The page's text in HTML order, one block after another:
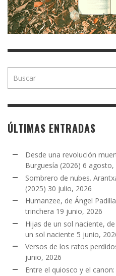
ÚLTIMAS ENTRADAS
Desde una revolución
Burguesía (2026) 6 agosto,
Sombrero de nubes.
(2025) 30 julio, 2026
Humanzee, de Ángel
trinchera 19 junio, 2026
Hijas de un sol naciente,
un sol naciente 5 junio,
Versos de los ratos
junio, 2026
Entre el quiosco y el